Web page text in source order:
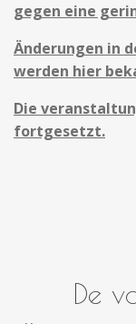
gegen eine
Änderungen in
werden hier
Die
fortgesetzt.
De